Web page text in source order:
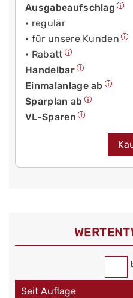
Ausgabeaufschlag
• regulär
• für unsere Kunden
• Rabatt
Handelbar
Einmalanlage ab
Sparplan ab
VL-Sparen